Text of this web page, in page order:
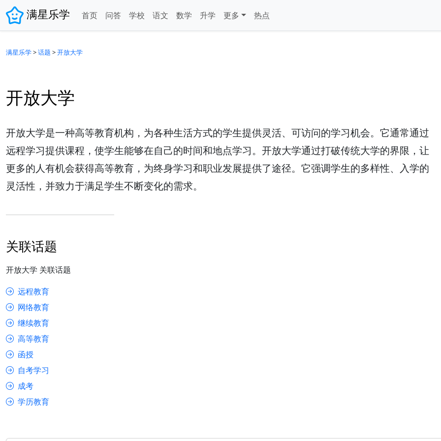
满星乐学 首页 问答 学校 语文 数学 升学 更多 热点
满星乐学>话题 >开放大学
开放大学
开放大学是一种高等教育机构，为各种生活方式的学生提供灵活、可访问的学习机会。它通常通过
远程学习提供课程，使学生能够在自己的时间和地点学习。开放大学通过打破传统大学的界限，让
更多的人有机会获得高等教育，为终身学习和职业发展提供了途径。它强调学生的多样性、入学的
灵活性，并致力于满足学生不断变化的需求。
关联话题
开放大学 关联话题
远程教育
网络教育
继续教育
高等教育
函授
自考学习
成考
学历教育